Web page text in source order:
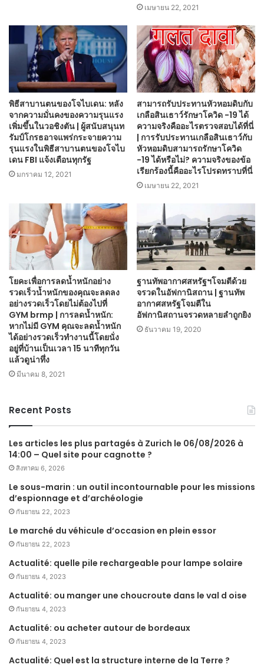
เมษายน 22, 2021
พิธีสาบานตนของโจไบเดน: หลัง
จากความมั่นคงของความรุนแรง
เพิ่มขึ้นในวอชิงตัน | ผู้สนับสนุนท
รัมป์โกรธอาจแพร่กระจายความ
รุนแรงในพิธีสาบานตนของโจไบ
เดน FBI แจ้งเตือนทุกรัฐ
มกราคม 12, 2021
สามารถรับประทานหัวหอมดิบกับ
เกลือสินเธาว์รักษาโควิด -19 ได้
ความจริงคืออะไรตรวจสอบได้ที่นี่
| การรับประทานเกลือสินเธาว์กับ
หัวหอมดิบสามารถรักษาโควิด
-19 ได้หรือไม่? ความจริงของข้อ
เรียกร้องนี้คืออะไรโปรดทราบที่นี่
เมษายน 22, 2021
โยคะเพื่อการลดน้ำหนักอย่าง
รวดเร็วน้ำหนักของคุณจะลดลง
อย่างรวดเร็วโดยไม่ต้องไปที่
GYM brmp | การลดน้ำหนัก:
หากไม่มี GYM คุณจะลดน้ำหนัก
ได้อย่างรวดเร็วทำงานนี้โดยนั่ง
อยู่ที่บ้านเป็นเวลา 15 นาทีทุกวัน
แล้วดูน่าทึ่ง
มีนาคม 8, 2021
ฐานทัพอากาศสหรัฐฯโจมตีด้วย
จรวดในอัฟกานิสถาน | ฐานทัพ
อากาศสหรัฐโจมตีใน
อัฟกานิสถานจรวดหลายลำถูกยิง
ธันวาคม 19, 2020
Recent Posts
Les articles les plus partagés à Zurich le 06/08/2026 à
14:00 – Quel site pour cagnotte ?
สิงหาคม 6, 2026
Le sous-marin : un outil incontournable pour les missions
d’espionnage et d’archéologie
กันยายน 22, 2023
Le marché du véhicule d’occasion en plein essor
กันยายน 22, 2023
Actualité: quelle pile rechargeable pour lampe solaire
กันยายน 4, 2023
Actualité: ou manger une choucroute dans le val d oise
กันยายน 4, 2023
Actualité: ou acheter autour de bordeaux
กันยายน 4, 2023
Actualité: Quel est la structure interne de la Terre ?